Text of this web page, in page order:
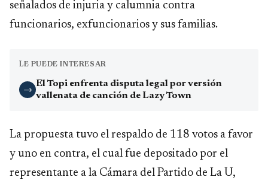
señalados de injuria y calumnia contra
funcionarios, exfuncionarios y sus familias.
LE PUEDE INTERESAR
→
El Topi enfrenta disputa legal por versión
vallenata de canción de Lazy Town
La propuesta tuvo el respaldo de 118 votos a favor
y uno en contra, el cual fue depositado por el
representante a la Cámara del Partido de La U,